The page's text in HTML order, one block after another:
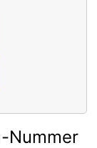
Nummer